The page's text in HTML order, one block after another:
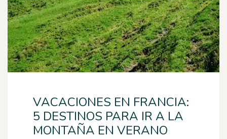
VACACIONES EN FRANCIA:
5 DESTINOS PARA IR A LA
MONTAÑA EN VERANO